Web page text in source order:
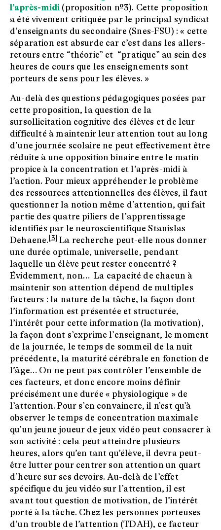
l’après-midi (proposition nº3). Cette proposition
a été vivement critiquée par le principal syndicat
d’enseignants du secondaire (Snes-FSU) : « cette
séparation est absurde car c’est dans les allers-
retours entre “théorie” et “pratique” au sein des
heures de cours que les enseignements sont
porteurs de sens pour les élèves. »
Au-delà des questions pédagogiques posées par
cette proposition, la question de la
sursollicitation cognitive des élèves et de leur
difficulté à maintenir leur attention tout au long
d’une journée scolaire ne peut effectivement être
réduite à une opposition binaire entre le matin
propice à la concentration et l’après-midi à
l’action. Pour mieux appréhender le problème
des ressources attentionnelles des élèves, il faut
questionner la notion même d’attention, qui fait
partie des quatre piliers de l’apprentissage
identifiés par le neuroscientifique Stanislas
Dehaene. [3] La recherche peut-elle nous donner
une durée optimale, universelle, pendant
laquelle un élève peut rester concentré ?
Évidemment, non… La capacité de chacun à
maintenir son attention dépend de multiples
facteurs : la nature de la tâche, la façon dont
l’information est présentée et structurée,
l’intérêt pour cette information (la motivation),
la façon dont s’exprime l’enseignant, le moment
de la journée, le temps de sommeil de la nuit
précédente, la maturité cérébrale en fonction de
l’âge… On ne peut pas contrôler l’ensemble de
ces facteurs, et donc encore moins définir
précisément une durée « physiologique » de
l’attention. Pour s’en convaincre, il n’est qu’à
observer le temps de concentration maximale
qu’un jeune joueur de jeux vidéo peut consacrer à
son activité : cela peut atteindre plusieurs
heures, alors qu’en tant qu’élève, il devra peut-
être lutter pour centrer son attention un quart
d’heure sur ses devoirs. Au-delà de l’effet
spécifique du jeu vidéo sur l’attention, il est
avant tout question de motivation, de l’intérêt
porté à la tâche. Chez les personnes porteuses
d’un trouble de l’attention (TDAH), ce facteur